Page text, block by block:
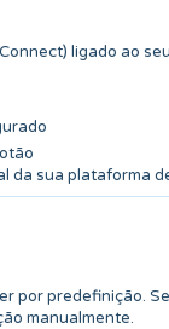
ligado ao
da sua plataforma
por predefinição.
manualmente.